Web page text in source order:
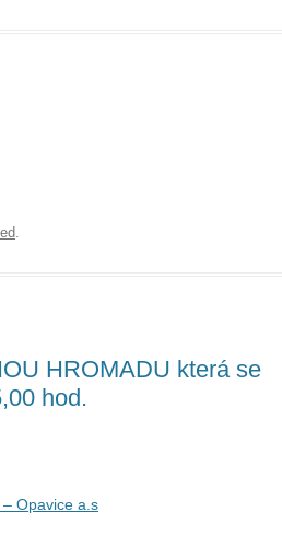
.
HROMADU která se
hod.
Opavice a.s